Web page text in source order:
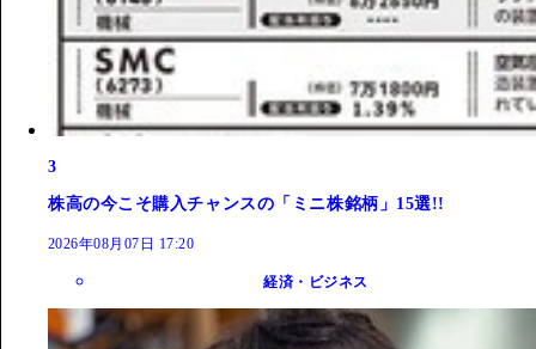
3
株高の今こそ購入チャンスの「ミニ株銘柄」15選!!
2026年08月07日 17:20
経済・ビジネス